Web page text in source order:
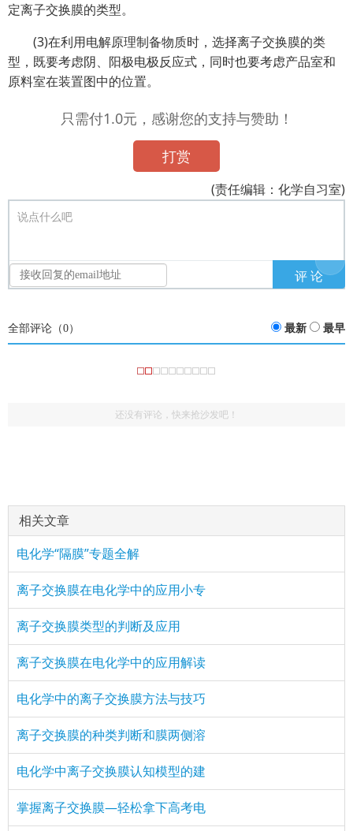
定离子交换膜的类型。
(3)在利用电解原理制备物质时，选择离子交换膜的类
型，既要考虑阴、阳极电极反应式，同时也要考虑产品室和
原料室在装置图中的位置。
只需付1.0元，感谢您的支持与赞助！
打赏
(责任编辑：化学自习室)
说点什么吧
全部评论（0） 最新 最早
还没有评论，快来抢沙发吧！
相关文章
电化学“隔膜”专题全解
离子交换膜在电化学中的应用小专
离子交换膜类型的判断及应用
离子交换膜在电化学中的应用解读
电化学中的离子交换膜方法与技巧
离子交换膜的种类判断和膜两侧溶
电化学中离子交换膜认知模型的建
掌握离子交换膜—轻松拿下高考电